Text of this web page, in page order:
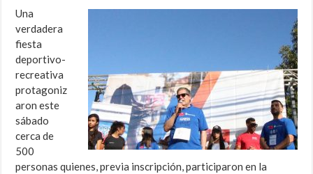
Una
verdadera
fiesta
deportivo-
recreativa
protagoniz
aron este
sábado
cerca de
500
personas quienes, previa inscripción, participaron en la